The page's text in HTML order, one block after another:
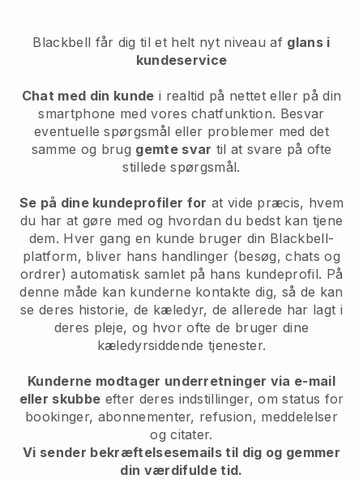
Blackbell får dig til et helt nyt niveau af glans i
kundeservice
Chat med din kunde i realtid på nettet eller på din
smartphone med vores chatfunktion. Besvar
eventuelle spørgsmål eller problemer med det
samme og brug gemte svar til at svare på ofte
stillede spørgsmål.
Se på dine kundeprofiler for at vide præcis, hvem
du har at gøre med og hvordan du bedst kan tjene
dem. Hver gang en kunde bruger din Blackbell-
platform, bliver hans handlinger (besøg, chats og
ordrer) automatisk samlet på hans kundeprofil. På
denne måde kan kunderne kontakte dig, så de kan
se deres historie, de kæledyr, de allerede har lagt i
deres pleje, og hvor ofte de bruger dine
kæledyrsiddende tjenester.
Kunderne modtager underretninger via e-mail
eller skubbe efter deres indstillinger, om status for
bookinger, abonnementer, refusion, meddelelser
og citater.
Vi sender bekræftelsesemails til dig og gemmer
din værdifulde tid.